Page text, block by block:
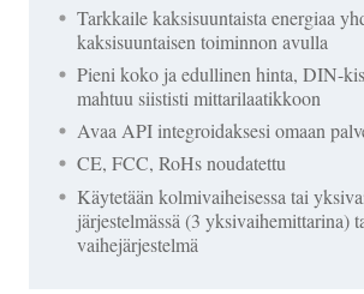
Tarkkaile kaksisuuntaista energiaa
kaksisuuntaisen toiminnon avulla
Pieni koko ja edullinen hinta, DIN-
mahtuu siististi mittarilaatikkoon
Avaa API integroidaksesi omaan
CE, FCC, RoHs noudatettu
Käytetään kolmivaiheisessa tai
järjestelmässä (3 yksivaihemittarina)
vaihejärjestelmä